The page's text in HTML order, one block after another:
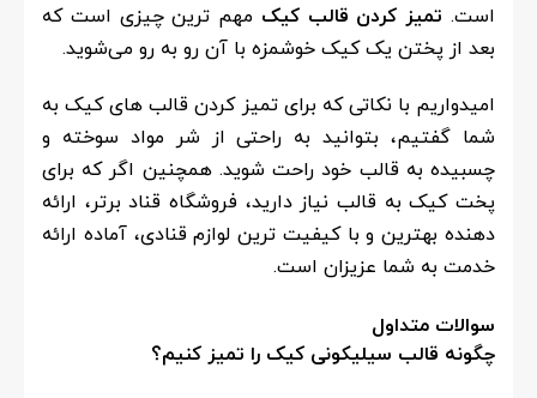
است. تمیز کردن قالب کیک مهم ترین چیزی است که
بعد از پختن یک کیک خوشمزه با آن رو به رو می‌شوید.
امیدواریم با نکاتی که برای تمیز کردن قالب های کیک به
شما گفتیم، بتوانید به راحتی از شر مواد سوخته و
چسبیده به قالب خود راحت شوید. همچنین اگر که برای
پخت کیک به قالب نیاز دارید، فروشگاه قناد برتر، ارائه
دهنده بهترین و با کیفیت ترین لوازم قنادی، آماده ارائه
خدمت به شما عزیزان است.
سوالات متداول
چگونه قالب سیلیکونی کیک را تمیز کنیم؟